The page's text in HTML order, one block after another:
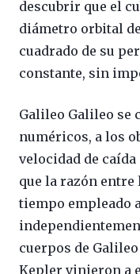
descubrir que el
diámetro orbital
cuadrado de su
constante, sin
Galileo Galileo se
numéricos, a los
velocidad de
que la razón
tiempo empleado
cuerpos de
Kepler vinieron a